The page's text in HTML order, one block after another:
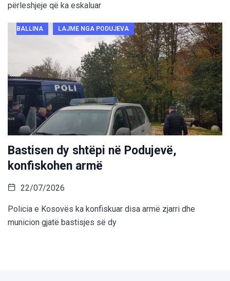
përleshjeje që ka eskaluar
BALLINA LAJME NGA PODUJEVA
Bastisen dy shtëpi në Podujevë,
konfiskohen armë
22/07/2026
Policia e Kosovës ka konfiskuar disa armë zjarri dhe
municion gjatë bastisjes së dy